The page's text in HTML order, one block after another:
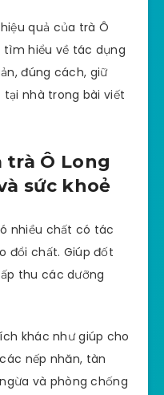
quả của trà Ô
hiểu về tác dụng
đúng cách, giữ
nhà trong bài viết
trà Ô Long
sức khoẻ
nhiều chất có tác
đổi chất. Giúp đốt
thu các dưỡng
khác như giúp cho
nếp nhăn, tàn
và phòng chống